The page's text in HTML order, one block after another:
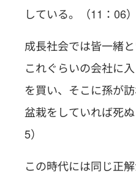
している。（11：06）
成長社会では皆一緒
これぐらいの会社に
を買い、そこに孫が
盆栽をしていれば死
5）
この時代には同じ正